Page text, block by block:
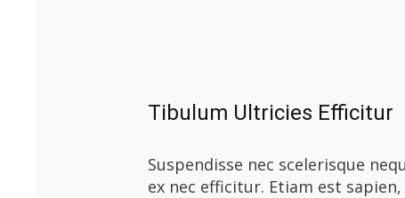
Tibulum Ultricies Efficitur
Suspendisse nec scelerisque
ex nec efficitur. Etiam est